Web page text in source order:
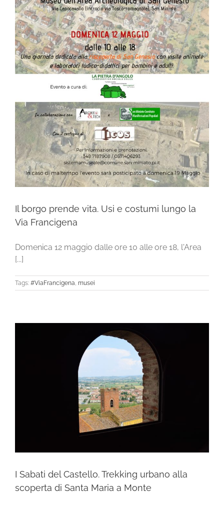
Il borgo prende vita. Usi e costumi lungo la
Via Francigena
Domenica 12 maggio dalle ore 10 alle ore 18, l'Area
[...]
Tags: #ViaFrancigena, musei
I Sabati del Castello. Trekking urbano alla
scoperta di Santa Maria a Monte